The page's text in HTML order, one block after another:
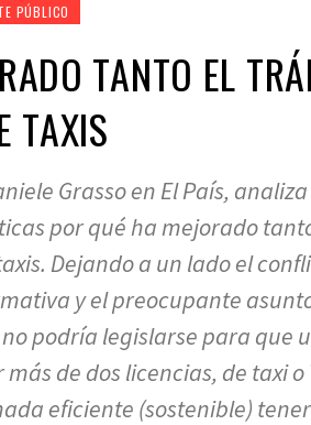
PÚBLICO
TANTO EL
TAXIS
Grasso en El País,
por qué ha mejorado
Dejando a un lado el
y el preocupante
podría legislarse para que
de dos licencias, de taxi o
eficiente (sostenible)